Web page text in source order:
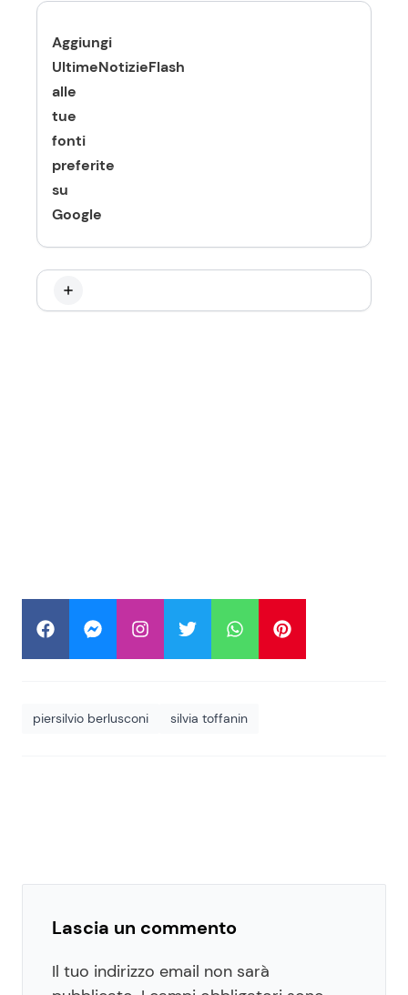
Aggiungi
UltimeNotizieFlash
alle
tue
fonti
preferite
su
Google
piersilvio berlusconi silvia toffanin
Lascia un commento
Il tuo indirizzo email non sarà